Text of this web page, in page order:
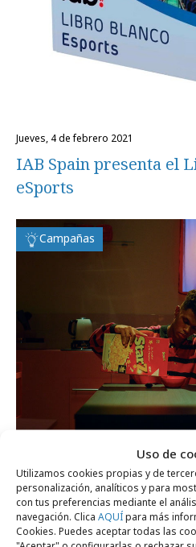
Uso de
Utilizamos cookies propias y de
personalización, analíticos y para
con tus preferencias mediante el
navegación. Clica AQUÍpara más
Cookies. Puedes aceptar todas las
jueves, 4 de febrero 2021
IAB Spain presenta el
eSports
Campañas
jueves, 5 de noviembre 2020
eLaLiga Santander